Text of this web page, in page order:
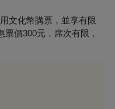
文化幣購票，並享有限
價300元，席次有限，